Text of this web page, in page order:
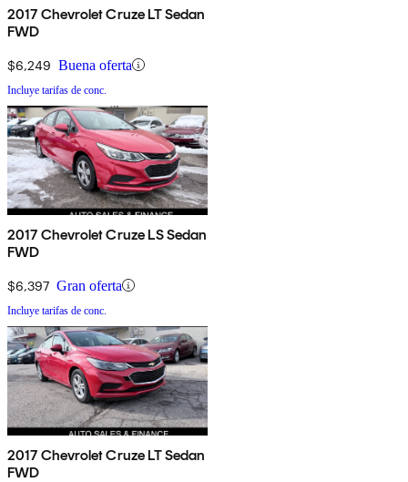
2017 Chevrolet Cruze LT Sedan
FWD
$6,249 Buena oferta
Incluye tarifas de conc.
2017 Chevrolet Cruze LS Sedan
FWD
$6,397 Gran oferta
Incluye tarifas de conc.
2017 Chevrolet Cruze LT Sedan
FWD